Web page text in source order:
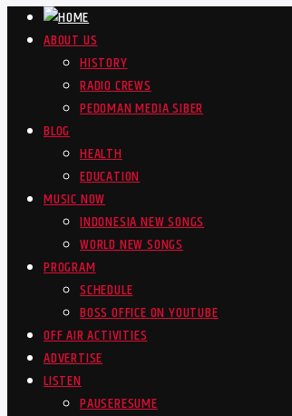
ABOUT US
HISTORY
RADIO CREWS
PEDOMAN MEDIA SIBER
BLOG
HEALTH
EDUCATION
MUSIC NOW
INDONESIA NEW SONGS
WORLD NEW SONGS
PROGRAM
SCHEDULE
BOSS OFFICE ON YOUTUBE
OFF AIR ACTIVITIES
ADVERTISE
LISTEN
PAUSERESUME